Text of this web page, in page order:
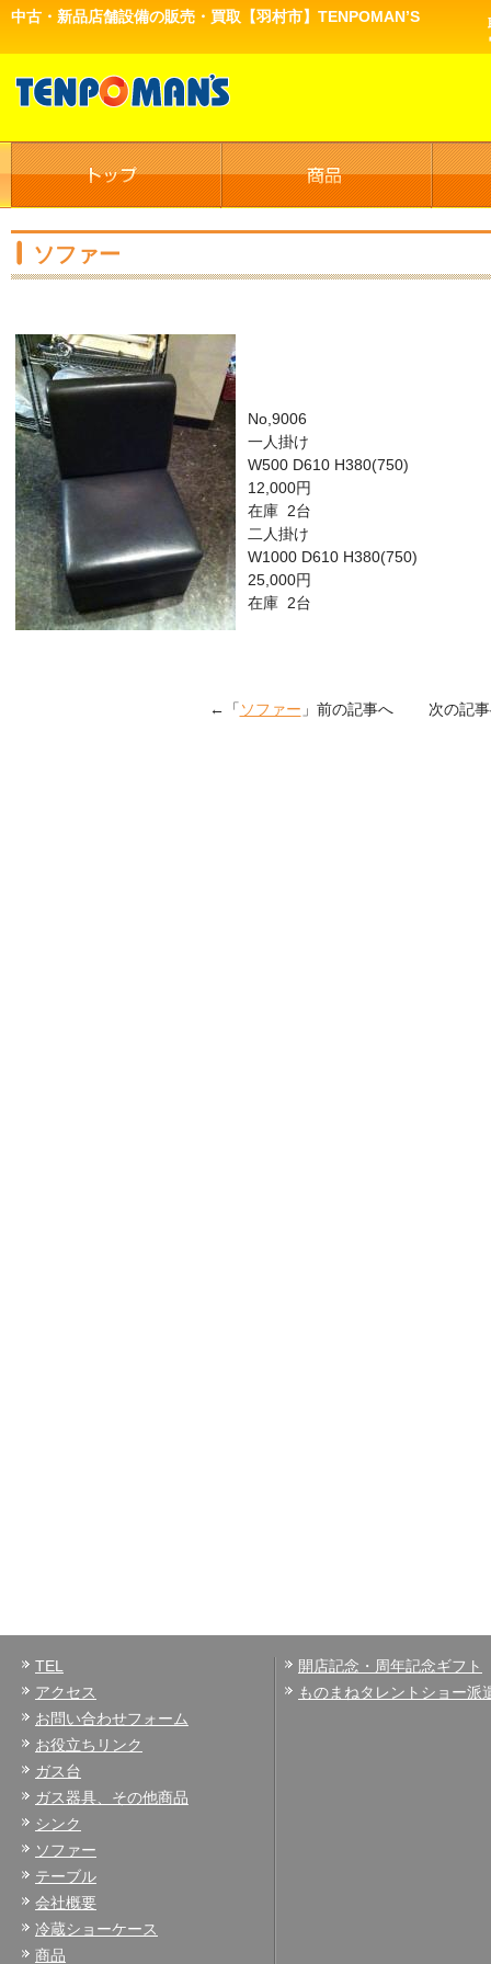
中古・新品店舗設備の販売・買取【羽村市】TENPOMAN’S
ソファー
No,9006
一人掛け
W500 D610 H380(750)
12,000円
在庫 2台
二人掛け
W1000 D610 H380(750)
25,000円
在庫 2台
←「 ソファー 」前の記事へ 次の記事
TEL
アクセス
お問い合わせフォーム
お役立ちリンク
ガス台
ガス器具、その他商品
シンク
ソファー
テーブル
会社概要
冷蔵ショーケース
商品
開店記念・周年記念ギフト
ものまねタレントショー派